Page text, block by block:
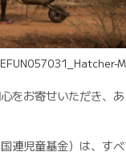
をお寄せいただき、
連児童基金）は、す